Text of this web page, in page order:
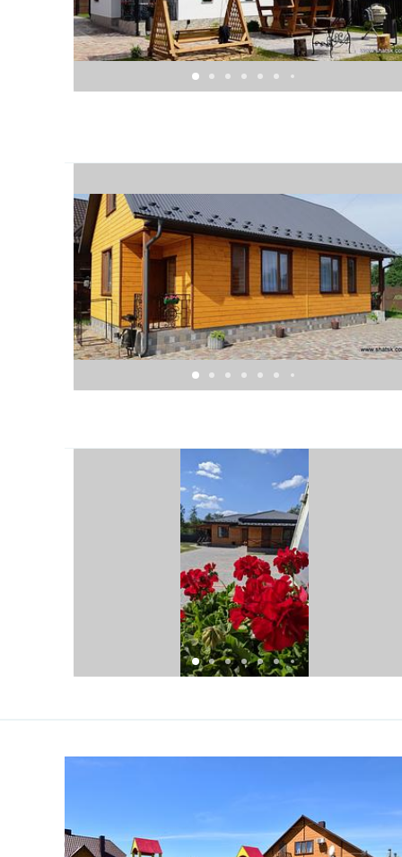
Мангали
Альтанки
Гойдалка
Дитяча пісочниця
На території садиби є відгороджений забором
До озера Пісочне 700м.